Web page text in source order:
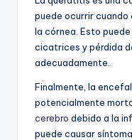
puede ocurrir cuando
la córnea. Esto
cicatrices y pérdida
adecuadamente.
Finalmente, la
potencialmente
cerebro debido a la
puede causar